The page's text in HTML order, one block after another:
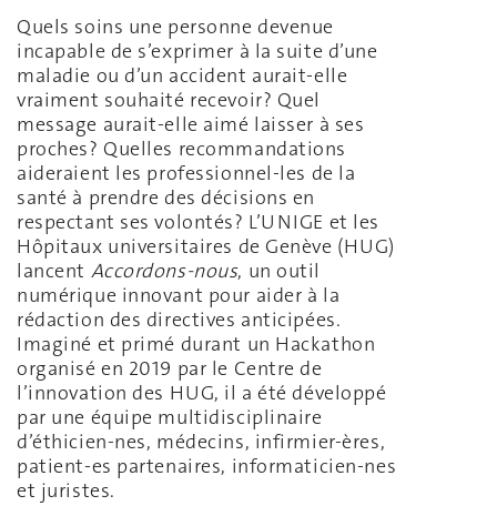
Quels soins une personne devenue
incapable de s’exprimer à la suite d’une
maladie ou d’un accident aurait-elle
vraiment souhaité recevoir? Quel
message aurait-elle aimé laisser à ses
proches? Quelles recommandations
aideraient les professionnel-les de la
santé à prendre des décisions en
respectant ses volontés? L’UNIGE et les
Hôpitaux universitaires de Genève (HUG)
lancent Accordons-nous, un outil
numérique innovant pour aider à la
rédaction des directives anticipées.
Imaginé et primé durant un Hackathon
organisé en 2019 par le Centre de
l’innovation des HUG, il a été développé
par une équipe multidisciplinaire
d’éthicien-nes, médecins, infirmier-ères,
patient-es partenaires, informaticien-nes
et juristes.